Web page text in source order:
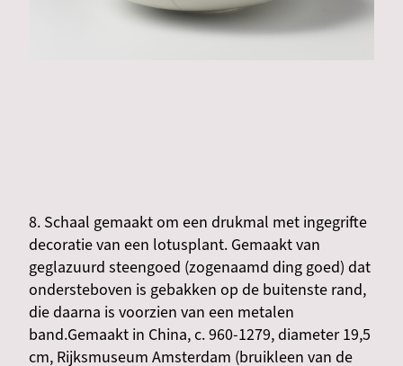
8. Schaal gemaakt om een drukmal met ingegrifte
decoratie van een lotusplant. Gemaakt van
geglazuurd steengoed (zogenaamd ding goed) dat
ondersteboven is gebakken op de buitenste rand,
die daarna is voorzien van een metalen
band.Gemaakt in China, c. 960-1279, diameter 19,5
cm, Rijksmuseum Amsterdam (bruikleen van de